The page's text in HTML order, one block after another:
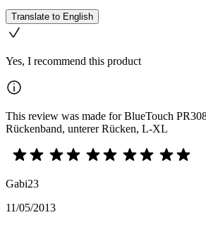
Translate to English
Yes, I recommend this product
This review was made for BlueTouch
Rückenband, unterer Rücken, L-XL
Gabi23
11/05/2013